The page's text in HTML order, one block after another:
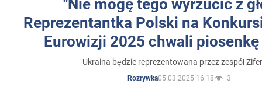
"Nie mogę tego wyrzucić z
Reprezentantka Polski na
Eurowizji 2025 chwali
Ukraina będzie reprezentowana przez zespół
Rozrywka05.03.2025 16:18 3